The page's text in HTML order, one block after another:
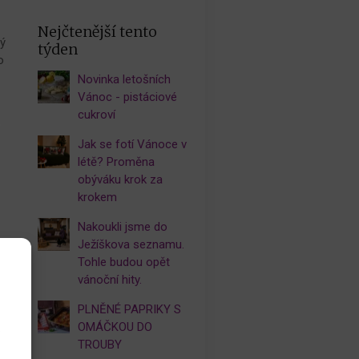
Nejčtenější tento
týden
Novinka letošních
Vánoc - pistáciové
cukroví
Jak se fotí Vánoce v
létě? Proměna
obýváku krok za
krokem
Nakoukli jsme do
Ježíškova seznamu.
Tohle budou opět
vánoční hity.
PLNĚNÉ PAPRIKY S
OMÁČKOU DO
TROUBY